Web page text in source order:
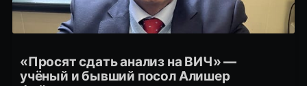
«Просят сдать анализ на ВИЧ» —
учёный и бывший посол Алишер